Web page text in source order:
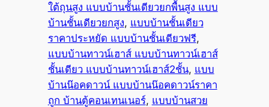
ใต้ถุนสูง แบบบ้านชั้นเดียวยกพื้นสูง แบบ
บ้านชั้นเดียวยกสูง, แบบบ้านชั้นเดียว
ราคาประหยัด แบบบ้านชั้นเดียวฟรี
แบบบ้านทาวน์เฮาส์ แบบบ้านทาวน์เฮาส์
ชั้นเดียว แบบบ้านทาวน์เฮาส์2ชั้น, แบบ
บ้านน๊อคดาวน์ แบบบ้านน๊อคดาวน์ราคา
ถูก บ้านตู้คอนเทนเนอร์, แบบบ้านสวย